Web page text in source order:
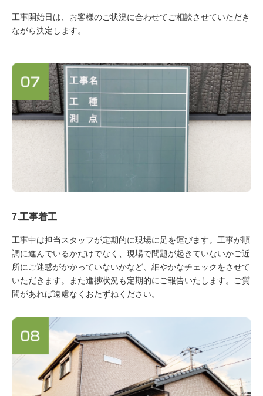
工事開始日は、お客様のご状況に合わせてご相談させていただき
ながら決定します。
7.工事着工
工事中は担当スタッフが定期的に現場に足を運びます。工事が順
調に進んでいるかだけでなく、現場で問題が起きていないかご近
所にご迷惑がかかっていないかなど、細やかなチェックをさせて
いただきます。また進捗状況も定期的にご報告いたします。ご質
問があれば遠慮なくおたずねください。